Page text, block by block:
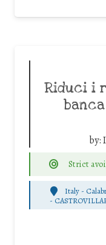
Riduci i
by:
Strict
Italy -
-